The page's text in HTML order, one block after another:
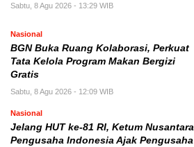
Sabtu, 8 Agu 2026 - 13:29 WIB
Nasional
BGN Buka Ruang Kolaborasi, Perkuat
Tata Kelola Program Makan Bergizi
Gratis
Sabtu, 8 Agu 2026 - 12:09 WIB
Nasional
Jelang HUT ke-81 RI, Ketum Nusantara
Pengusaha Indonesia Ajak Pengusaha